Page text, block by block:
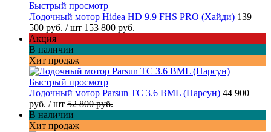
Быстрый просмотр
Лодочный мотор Hidea HD 9.9 FHS PRO (Хайди) 139
500 руб. / шт 153 800 руб.
Акция
В наличии
Хит продаж
Быстрый просмотр
Лодочный мотор Parsun TC 3.6 BML (Парсун) 44 900
руб. / шт 52 800 руб.
В наличии
Хит продаж